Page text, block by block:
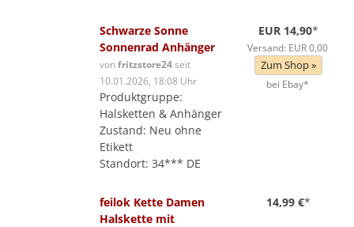
Schwarze Sonne
Sonnenrad Anhänger
vonfritzstore24seit
10.01.2026, 18:08 Uhr
Produktgruppe:
Halsketten & Anhänger
Zustand: Neu ohne
Etikett
Standort: 34*** DE
EUR 14,90*
Versand: EUR 0,00
Zum Shop »
bei Ebay*
feilok Kette Damen
Halskette mit
14,99 €*